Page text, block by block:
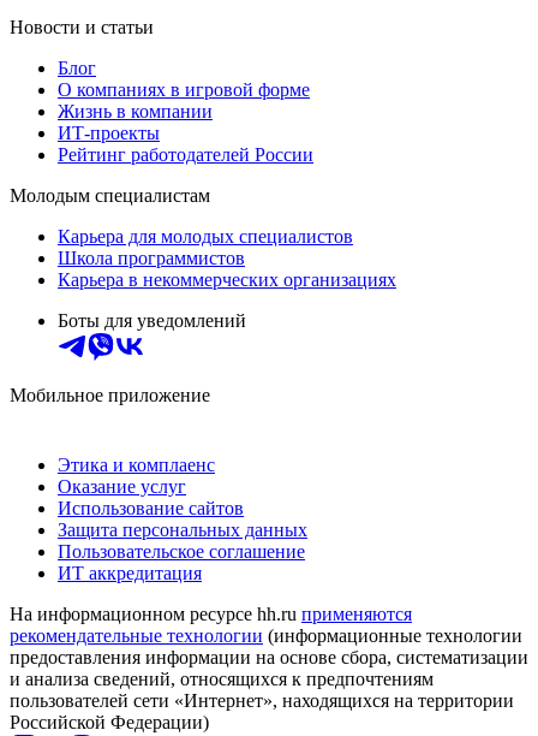
Новости и статьи
Блог
О компаниях в игровой форме
Жизнь в компании
ИТ-проекты
Рейтинг работодателей России
Молодым специалистам
Карьера для молодых специалистов
Школа программистов
Карьера в некоммерческих организациях
Боты для уведомлений
Мобильное приложение
Этика и комплаенс
Оказание услуг
Использование сайтов
Защита персональных данных
Пользовательское соглашение
ИТ аккредитация
На информационном ресурсе hh.ru применяются
рекомендательные технологии (информационные технологии
предоставления информации на основе сбора, систематизации
и анализа сведений, относящихся к предпочтениям
пользователей сети «Интернет», находящихся на территории
Российской Федерации)